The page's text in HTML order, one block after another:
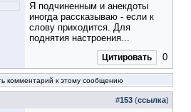
Я подчиненным и анекдоты
иногда рассказываю - если к
слову приходится. Для
поднятия настроения...
Цитировать 0
комментарий к этому сообщению
#153 (ссылка)